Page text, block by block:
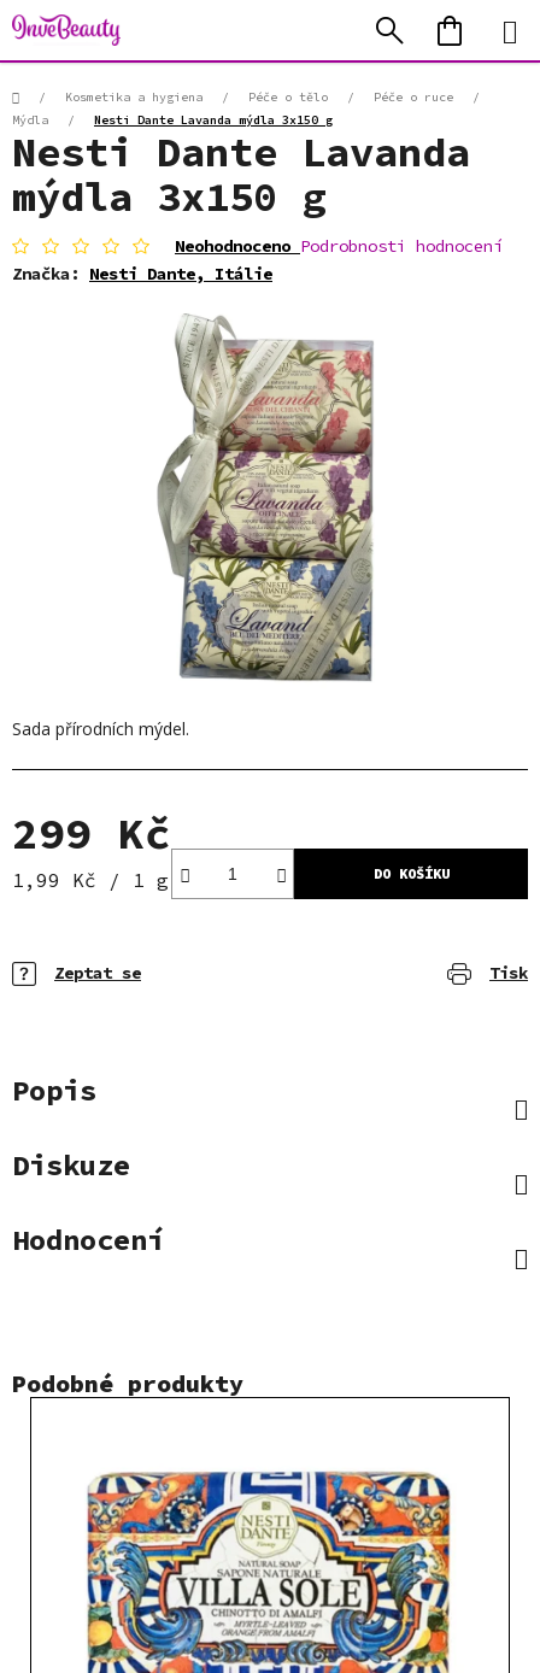
Přejít
na
obsah
Hledat
KOŠÍK
Domů/ Kosmetika a hygiena / Péče o tělo / Péče o ruce
/
Mýdla
/ Nesti Dante Lavanda mýdla 3x150 g
Sada přírodních mýdel.
299 Kč
Měrná cena:
1,99 Kč / 1 g DO KOŠÍKU
Tisk
Zeptat se
Nesti Dante Lavanda
mýdla 3x150 g
Průměrné
hodnocení
produktu
0,0
hvězdiček.
Neohodnoceno Podrobnosti hodnocení
Značka: Nesti Dante, Itálie
Popis
Diskuze
Hodnocení
Podobné produkty